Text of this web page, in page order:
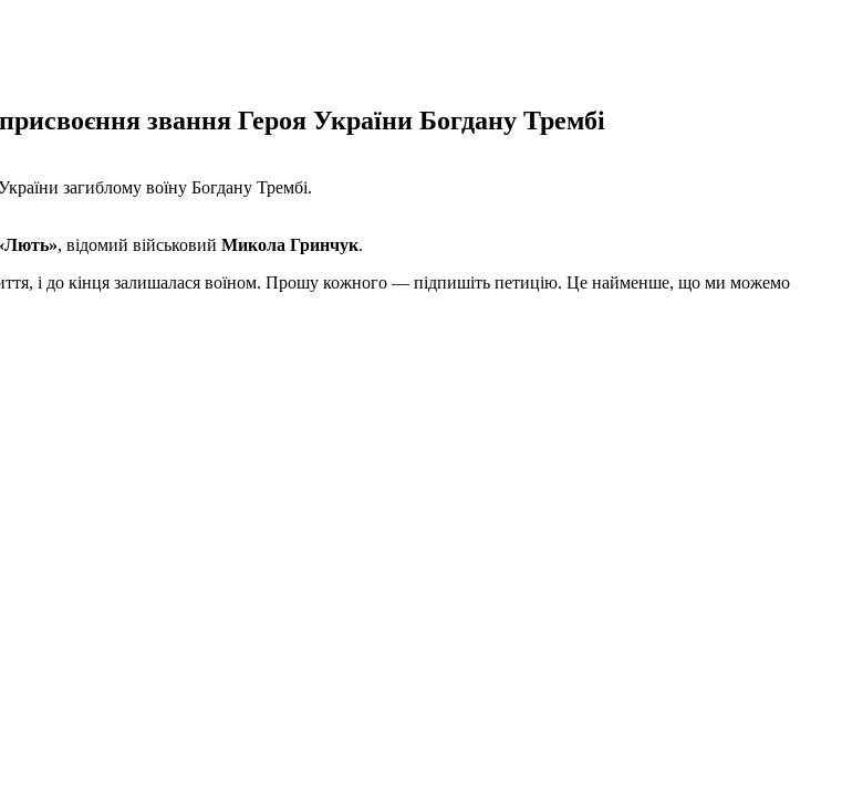
звання Героя України Богдану Трембі
загиблому воїну Богдану Трембі.
, відомий військовий Микола Гринчук.
і до кінця залишалася воїном. Прошу кожного — підпишіть петицію. Це найменше, що ми можемо